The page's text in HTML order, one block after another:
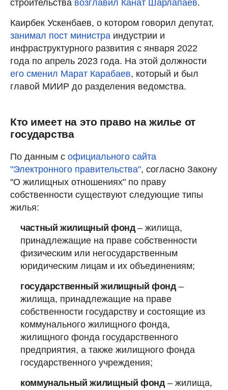
строительства возглавил Канат Шарлапаев.
Каирбек Ускенбаев, о котором говорил депутат,
занимал пост министра индустрии и
инфраструктурного развития с января 2022
года по апрель 2023 года. На этой должности
его сменил Марат Карабаев, который и был
главой МИИР до разделения ведомства.
Кто имеет на это право на жилье от
государства
По данным с официального сайта
"Электронного правительства", согласно Закону
"О жилищных отношениях" по праву
собственности существуют следующие типы
жилья:
частный жилищный фонд– жилища,
принадлежащие на праве собственности
физическим или негосударственным
юридическим лицам и их объединениям;
государственный жилищный фонд–
жилища, принадлежащие на праве
собственности государству и состоящие из
коммунального жилищного фонда,
жилищного фонда государственного
предприятия, а также жилищного фонда
государственного учреждения;
коммунальный жилищный фонд– жилища,